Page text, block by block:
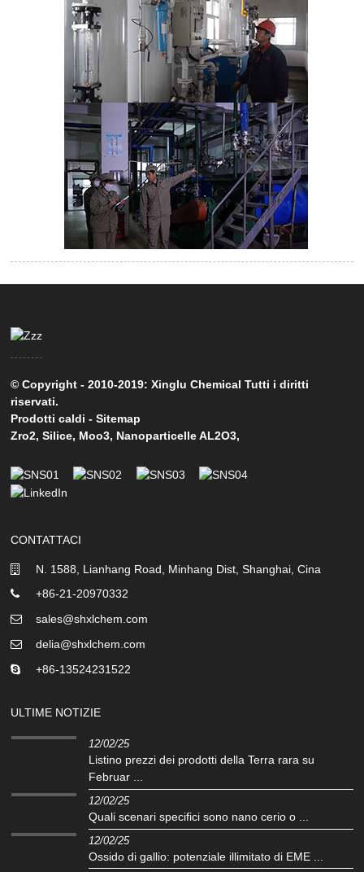
© Copyright - 2010-2019: Xinglu Chemical Tutti i diritti
riservati.
Prodotti caldi -Sitemap
Zro2,Silice, Moo3, Nanoparticelle AL2O3,
CONTATTACI
N. 1588, Lianhang Road, Minhang Dist, Shanghai, Cina
+86-21-20970332
sales@shxlchem.com
delia@shxlchem.com
+86-13524231522
ULTIME NOTIZIE
12/02/25
Listino prezzi dei prodotti della Terra rara su
Februar ...
12/02/25
Quali scenari specifici sono nano cerio o ...
12/02/25
Ossido di gallio: potenziale illimitato di EME ...